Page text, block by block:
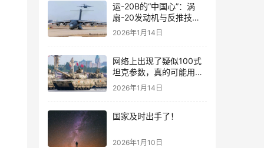
运-20B的“中国心”：涡
扇-20发动机与反推技术
大突破！
2026年1月14日
网络上出现了疑似100式
坦克参数，真的可能用了
钛合金装甲！
2026年1月14日
国家及时出手了！
2026年1月10日